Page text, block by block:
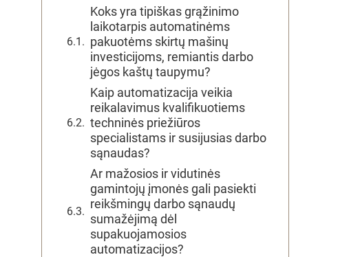
Koks yra tipiškas grąžinimo
laikotarpis automatinėms
pakuotėms skirtų mašinų
investicijoms, remiantis darbo
jėgos kaštų taupymu?
Kaip automatizacija veikia
reikalavimus kvalifikuotiems
techninės priežiūros
specialistams ir susijusias darbo
sąnaudas?
Ar mažosios ir vidutinės
gamintojų įmonės gali pasiekti
reikšmingų darbo sąnaudų
sumažėjimą dėl
supakuojamosios
automatizacijos?